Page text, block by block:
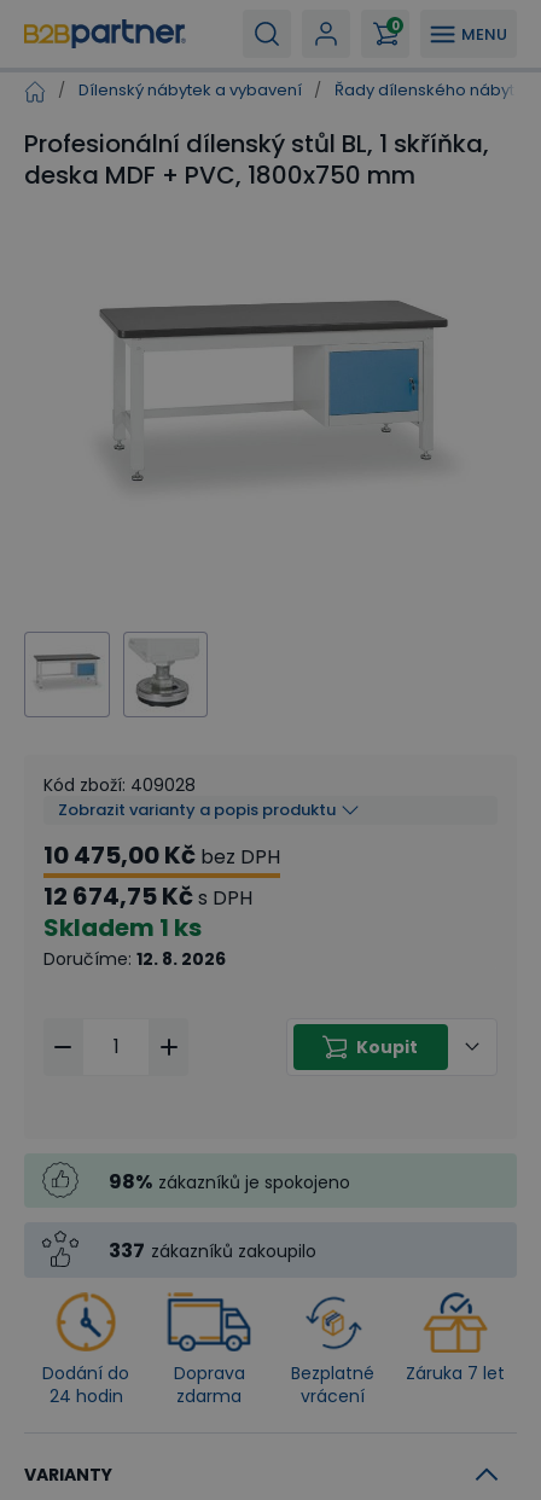
MENU
0
/ Dílenský nábytek a vybavení / Řady dílenského nábytku
Profesionální dílenský stůl BL, 1 skříňka,
deska MDF + PVC, 1800x750 mm
Kód zboží: 409028
Zobrazit varianty a popis produktu
10 475,00 Kč bez DPH
12 674,75 Kčs DPH
Skladem 1 ks
Doručíme: 12. 8. 2026
Koupit
98% zákazníků je spokojeno
337 zákazníků zakoupilo
Dodání do
24 hodin
Doprava
zdarma
Bezplatné
vrácení
Záruka 7 let
VARIANTY